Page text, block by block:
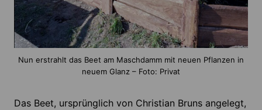
Nun erstrahlt das Beet am Maschdamm mit neuen Pflanzen in
neuem Glanz – Foto: Privat
Das Beet, ursprünglich von Christian Bruns angelegt,